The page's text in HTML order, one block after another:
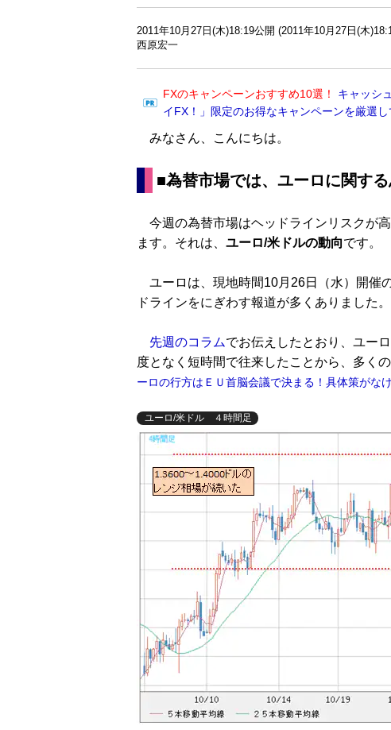
2011年10月27日(木)18:19公開 (2011年10月27日(木
西原宏一
FXのキャンペーンおすすめ10選！
キャッシ
イFX！」限定のお得なキャンペーンを厳選
みなさん、こんにちは。
■為替市場では、ユーロに関す
今週の為替市場はヘッドラインリスクが
ます。それは、 ユーロ/米ドルの動向です。
ユーロは、現地時間10月26日（水）開催
ドラインをにぎわす報道が多くありました
先週のコラムでお伝えしたとおり、ユー
度となく短時間で往来したことから、多く
ーロの行方はＥＵ首脳会議で決まる！具体策がな
ユーロ/米ドル ４時間足